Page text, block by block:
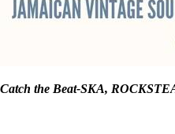
Catch the Beat-SKA,